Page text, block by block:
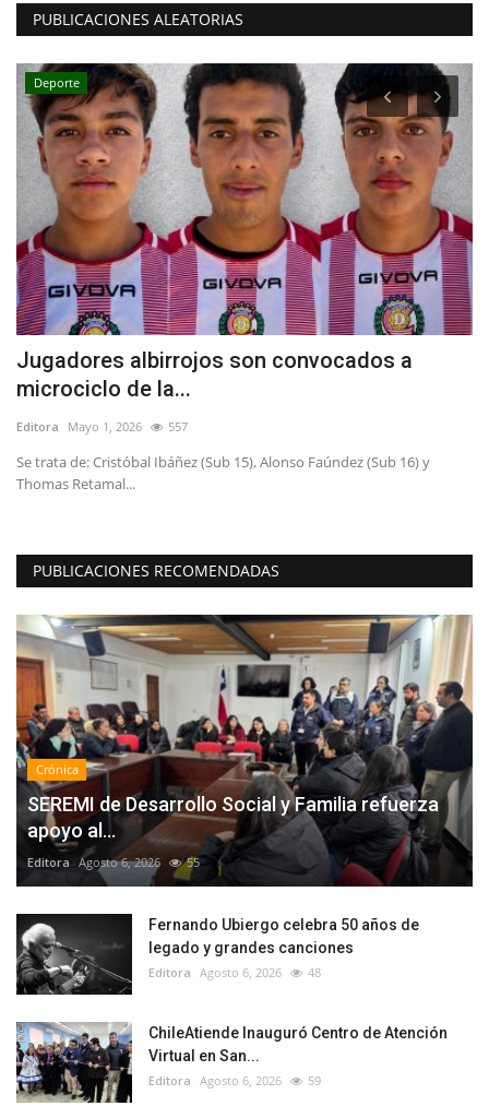
PUBLICACIONES ALEATORIAS
Deporte
Jugadores albirrojos son convocados a
microciclo de la...
Editora Mayo 1, 2026 557
Se trata de: Cristóbal Ibáñez (Sub 15), Alonso Faúndez (Sub 16) y
Thomas Retamal...
PUBLICACIONES RECOMENDADAS
Crónica
SEREMI de Desarrollo Social y Familia refuerza
apoyo al...
Editora Agosto 6, 2026 55
Fernando Ubiergo celebra 50 años de
legado y grandes canciones
Editora Agosto 6, 2026 48
ChileAtiende Inauguró Centro de Atención
Virtual en San...
Editora Agosto 6, 2026 59